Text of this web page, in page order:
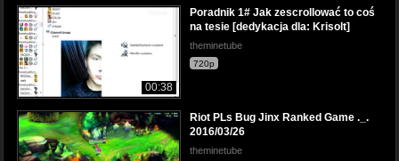
00:38
Poradnik 1# Jak zescrollować to coś
na tesie [dedykacja dla: Krisolt]
theminetube
720p
Riot PLs Bug Jinx Ranked Game ._.
2016/03/26
theminetube